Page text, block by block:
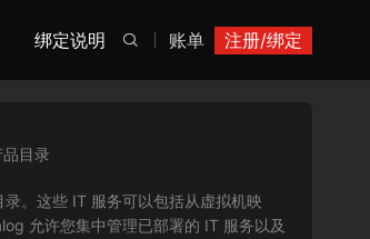
账单 注册/绑定

绑定说明
目录
。这些 IT 服务可以包括从虚拟机映
允许您集中管理已部署的 IT 服务以及